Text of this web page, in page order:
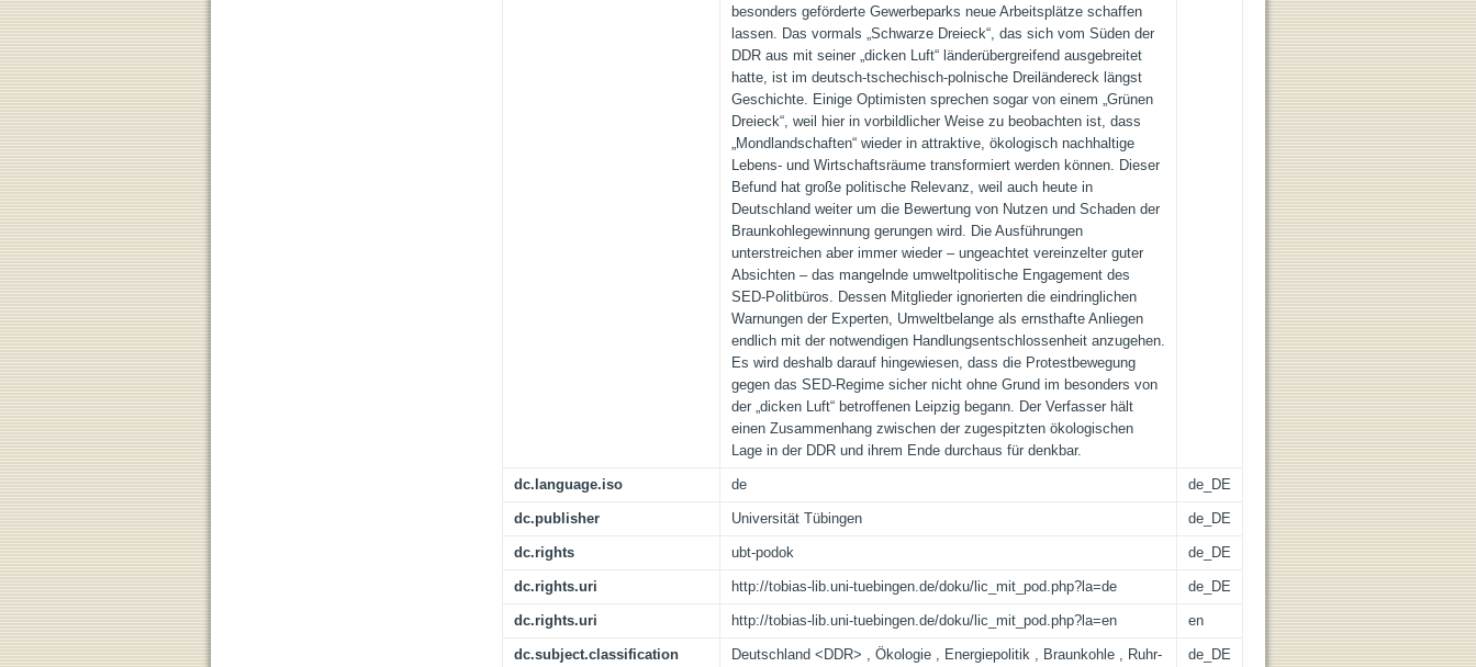
besonders geförderte Gewerbeparks neue Arbeitsplätze schaffen
lassen. Das vormals „Schwarze Dreieck“, das sich vom Süden der
DDR aus mit seiner „dicken Luft“ länderübergreifend ausgebreitet
hatte, ist im deutsch-tschechisch-polnische Dreiländereck längst
Geschichte. Einige Optimisten sprechen sogar von einem „Grünen
Dreieck“, weil hier in vorbildlicher Weise zu beobachten ist, dass
„Mondlandschaften“ wieder in attraktive, ökologisch nachhaltige
Lebens- und Wirtschaftsräume transformiert werden können. Dieser
Befund hat große politische Relevanz, weil auch heute in
Deutschland weiter um die Bewertung von Nutzen und Schaden der
Braunkohlegewinnung gerungen wird. Die Ausführungen
unterstreichen aber immer wieder – ungeachtet vereinzelter guter
Absichten – das mangelnde umweltpolitische Engagement des
SED-Politbüros. Dessen Mitglieder ignorierten die eindringlichen
Warnungen der Experten, Umweltbelange als ernsthafte Anliegen
endlich mit der notwendigen Handlungsentschlossenheit anzugehen.
Es wird deshalb darauf hingewiesen, dass die Protestbewegung
gegen das SED-Regime sicher nicht ohne Grund im besonders von
der „dicken Luft“ betroffenen Leipzig begann. Der Verfasser hält
einen Zusammenhang zwischen der zugespitzten ökologischen
Lage in der DDR und ihrem Ende durchaus für denkbar.
dc.language.iso de de_DE
dc.publisher Universität Tübingen de_DE
dc.rights ubt-podok de_DE
dc.rights.uri http://tobias-lib.uni-tuebingen.de/doku/lic_mit_pod.php?la=de de_DE
dc.rights.uri http://tobias-lib.uni-tuebingen.de/doku/lic_mit_pod.php?la=en en
dc.subject.classification
Deutschland <DDR> , Ökologie , Energiepolitik , Braunkohle , Ruhr-
de_DE